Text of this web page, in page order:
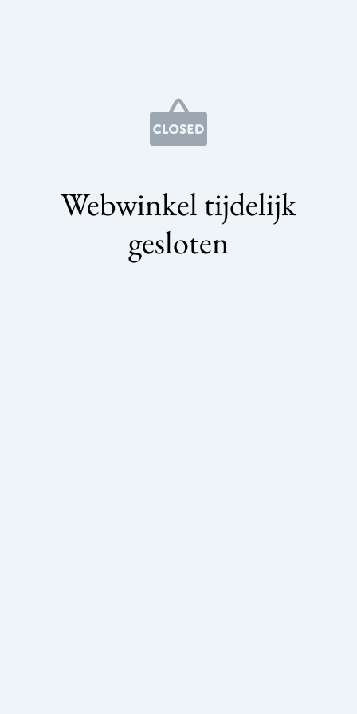
Webwinkel tijdelijk
gesloten